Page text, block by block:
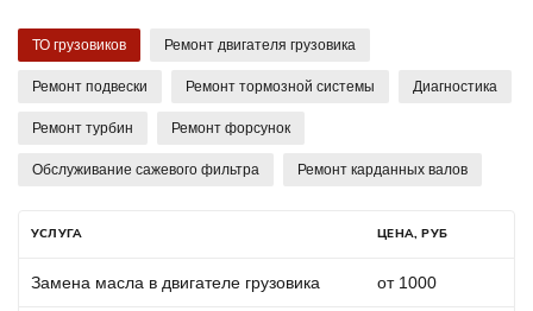
ТО грузовиков Ремонт двигателя грузовика
Ремонт подвески Ремонт тормозной системы Диагностика
Ремонт турбин Ремонт форсунок
Обслуживание сажевого фильтра Ремонт карданных валов
УСЛУГА ЦЕНА, РУБ
Замена масла в двигателе грузовика от 1000